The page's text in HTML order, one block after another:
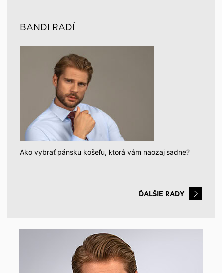
BANDI RADÍ
Ako vybrať pánsku košeľu, ktorá vám naozaj sadne?
ĎALŠIE RADY